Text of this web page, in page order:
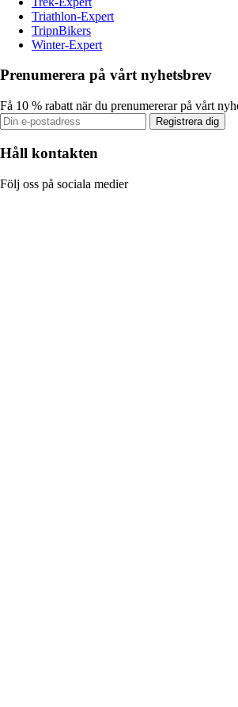
Triathlon-Expert
TripnBikers
Winter-Expert
Prenumerera på vårt nyhetsbrev
Få 10 % rabatt när du prenumererar på vårt
Registrera dig
Håll kontakten
Följ oss på sociala medier